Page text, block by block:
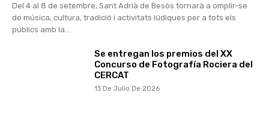
Del 4 al 8 de setembre, Sant Adrià de Besòs tornarà a omplir-se
de música, cultura, tradició i activitats lúdiques per a tots els
públics amb la...
Se entregan los premios del XX
Concurso de Fotografía Rociera del
CERCAT
13 De Julio De 2026